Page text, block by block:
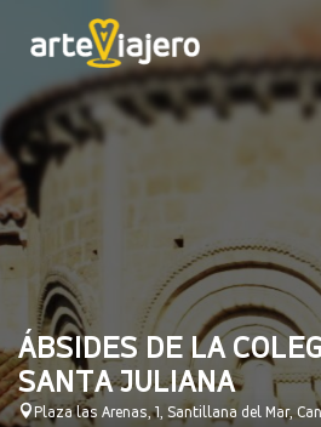
ÁBSIDES DE LA
SANTA JULIANA
Plaza las Arenas, 1, Santillana del Mar,